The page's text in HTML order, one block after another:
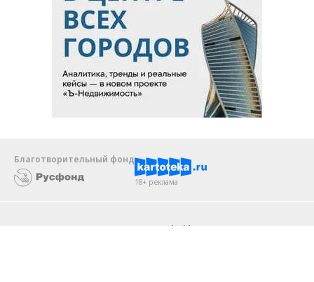
Благотворительный фонд
18+ реклама
Android